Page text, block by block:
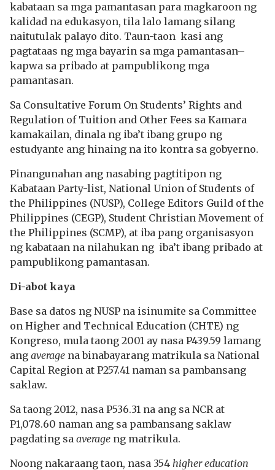
kabataan sa mga pamantasan para magkaroon ng
kalidad na edukasyon, tila lalo lamang silang
naitutulak palayo dito. Taun-taon kasi ang
pagtataas ng mga bayarin sa mga pamantasan–
kapwa sa pribado at pampublikong mga
pamantasan.
Sa Consultative Forum On Students’ Rights and
Regulation of Tuition and Other Fees sa Kamara
kamakailan, dinala ng iba’t ibang grupo ng
estudyante ang hinaing na ito kontra sa gobyerno.
Pinangunahan ang nasabing pagtitipon ng
Kabataan Party-list, National Union of Students of
the Philippines (NUSP), College Editors Guild of the
Philippines (CEGP), Student Christian Movement of
the Philippines (SCMP), at iba pang organisasyon
ng kabataan na nilahukan ng iba’t ibang pribado at
pampublikong pamantasan.
Di-abot kaya
Base sa datos ng NUSP na isinumite sa Committee
on Higher and Technical Education (CHTE) ng
Kongreso, mula taong 2001 ay nasa P439.59 lamang
ang average na binabayarang matrikula sa National
Capital Region at P257.41 naman sa pambansang
saklaw.
Sa taong 2012, nasa P536.31 na ang sa NCR at
P1,078.60 naman ang sa pambansang saklaw
pagdating sa average ng matrikula.
Noong nakaraang taon, nasa 354 higher education